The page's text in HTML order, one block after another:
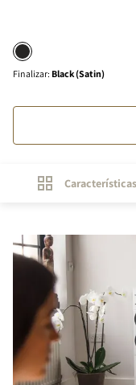
Finalizar: Black (Satin)
Características